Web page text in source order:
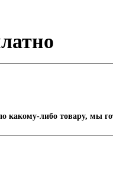
какому-либо товару, мы